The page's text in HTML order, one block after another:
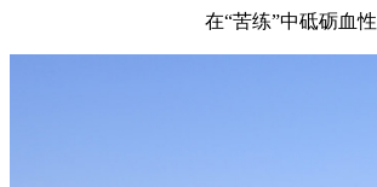
在“苦练”中砥砺血性